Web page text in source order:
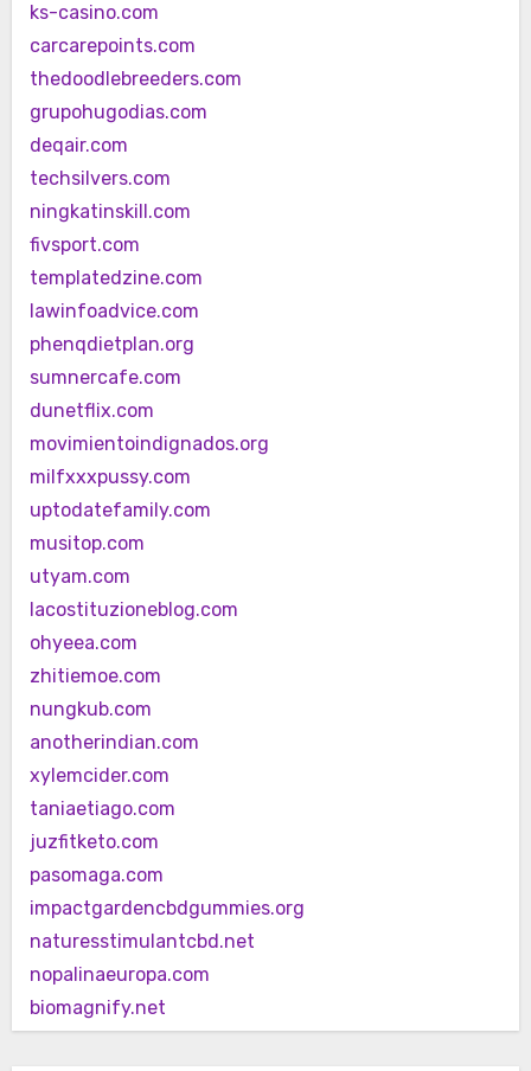
ks-casino.com
carcarepoints.com
thedoodlebreeders.com
grupohugodias.com
deqair.com
techsilvers.com
ningkatinskill.com
fivsport.com
templatedzine.com
lawinfoadvice.com
phenqdietplan.org
sumnercafe.com
dunetflix.com
movimientoindignados.org
milfxxxpussy.com
uptodatefamily.com
musitop.com
utyam.com
lacostituzioneblog.com
ohyeea.com
zhitiemoe.com
nungkub.com
anotherindian.com
xylemcider.com
taniaetiago.com
juzfitketo.com
pasomaga.com
impactgardencbdgummies.org
naturesstimulantcbd.net
nopalinaeuropa.com
biomagnify.net